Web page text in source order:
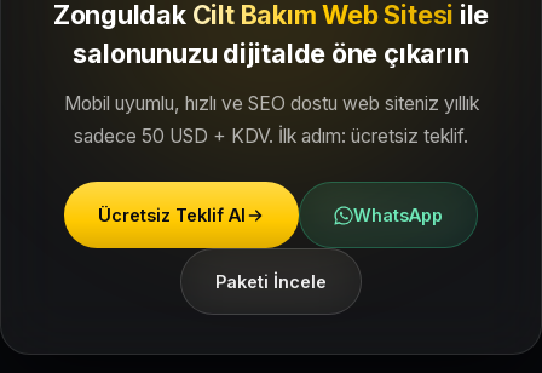
Zonguldak Cilt Bakım Web Sitesi ile
salonunuzu dijitalde öne çıkarın
Mobil uyumlu, hızlı ve SEO dostu web siteniz yıllık
sadece 50 USD + KDV. İlk adım: ücretsiz teklif.
Ücretsiz Teklif Al WhatsApp
Paketi İncele